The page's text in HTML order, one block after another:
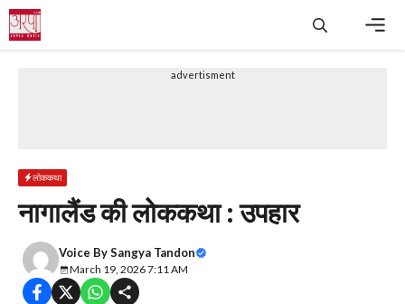
Skip
to
content
advertisment
लोककथा
नागालैंड की लोककथा : उपहार
Voice BySangya Tandon
March 19, 2026 7:11 AM